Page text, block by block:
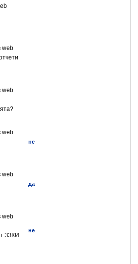
web
web
web
не
web
да
web
ЗЗКИ
не